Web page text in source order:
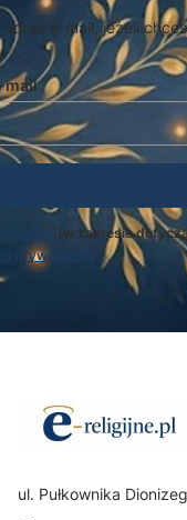
adres e-mail, jeżeli
mail
(w zakresie
prywatności .
Adres:
ul. Pułkownika